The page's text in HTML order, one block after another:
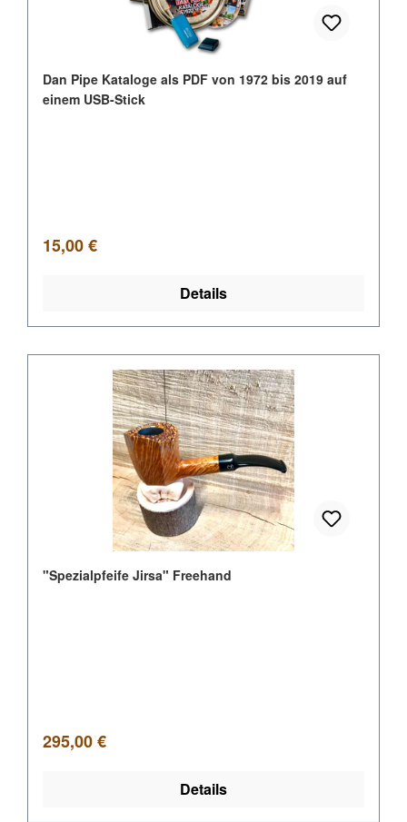
Dan Pipe Kataloge als PDF von 1972 bis 2019 auf
einem USB-Stick
Regulärer Preis:
15,00 €
Details
"Spezialpfeife Jirsa" Freehand
Regulärer Preis:
295,00 €
Details